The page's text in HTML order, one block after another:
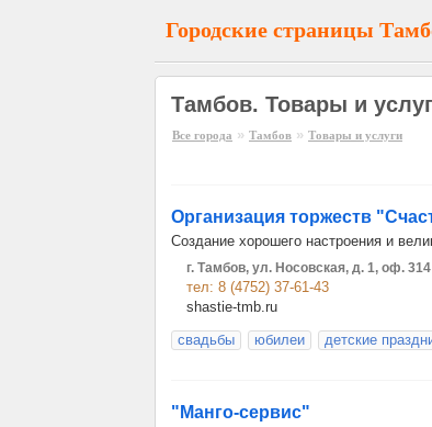
Городские страницы
Тамбов. Товары и
Все города » Тамбов » Товары и услуги
Организация торжеств
Создание хорошего настроения и
г. Тамбов, ул. Носовская, д. 1, оф. 314
тел: 8 (4752) 37-61-43
shastie-tmb.ru
свадьбы
юбилеи детские
"Манго-сервис"